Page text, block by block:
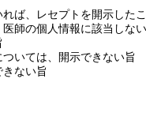
ば、レセプトを開示した
師の個人情報に該当しな
いては、開示できない旨
ない旨